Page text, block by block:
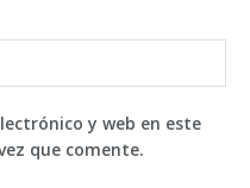
y web en este
que comente.